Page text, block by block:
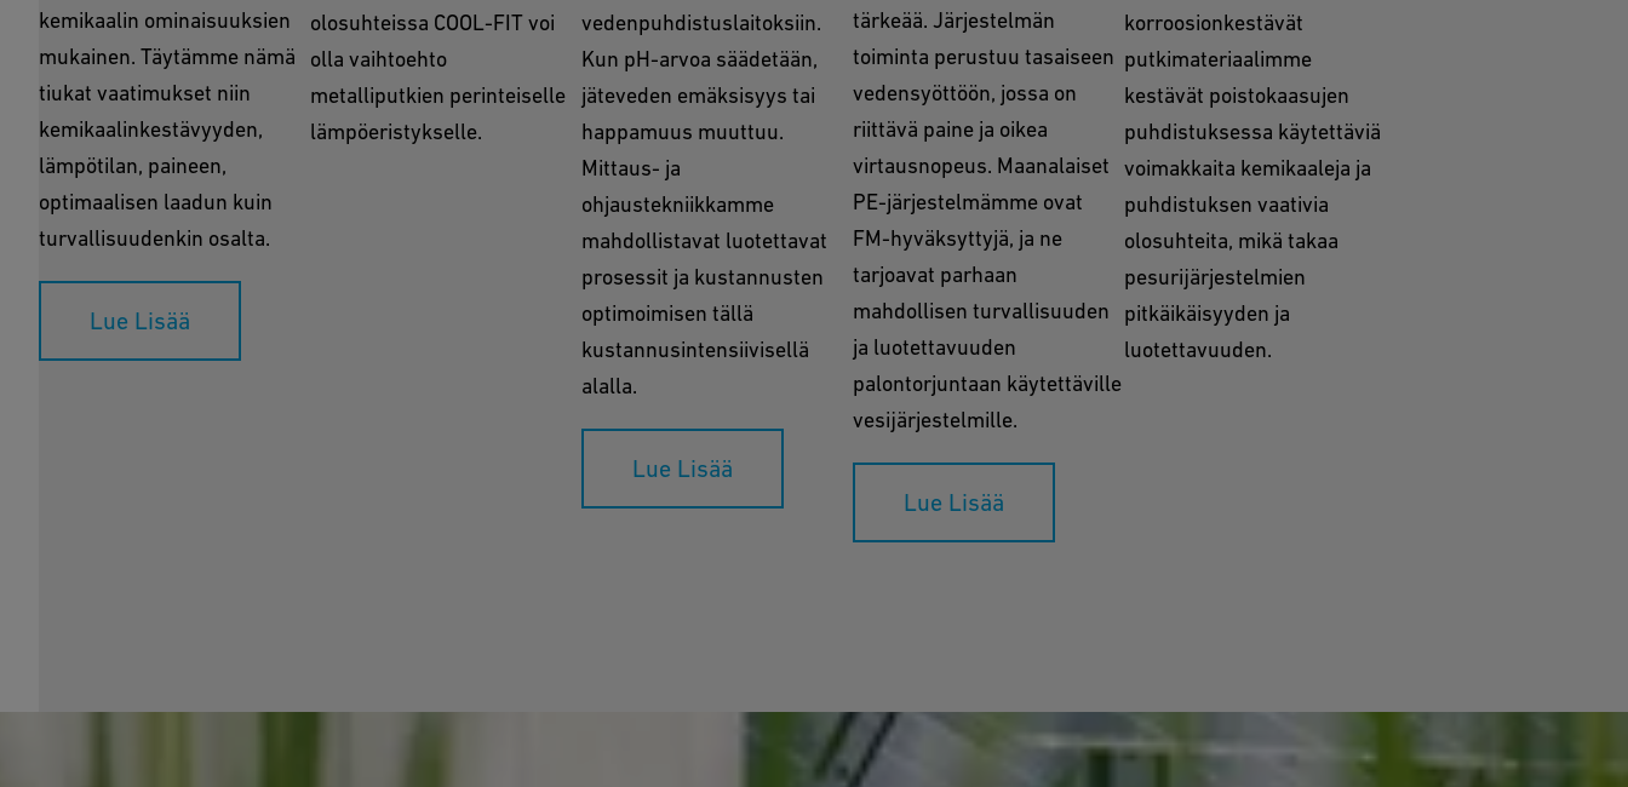
kemikaalin ominaisuuksien
mukainen. Täytämme nämä
tiukat vaatimukset niin
kemikaalinkestävyyden,
lämpötilan, paineen,
optimaalisen laadun kuin
turvallisuudenkin osalta.
Lue Lisää
olosuhteissa COOL-FIT voi
olla vaihtoehto
metalliputkien perinteiselle
lämpöeristykselle.
vedenpuhdistuslaitoksiin.
Kun pH-arvoa säädetään,
jäteveden emäksisyys tai
happamuus muuttuu.
Mittaus- ja
ohjaustekniikkamme
mahdollistavat luotettavat
prosessit ja kustannusten
optimoimisen tällä
kustannusintensiivisellä
alalla.
Lue Lisää
tärkeää. Järjestelmän
toiminta perustuu tasaiseen
vedensyöttöön, jossa on
riittävä paine ja oikea
virtausnopeus. Maanalaiset
PE-järjestelmämme ovat
FM-hyväksyttyjä, ja ne
tarjoavat parhaan
mahdollisen turvallisuuden
ja luotettavuuden
palontorjuntaan käytettäville
vesijärjestelmille.
Lue Lisää
korroosionkestävät
putkimateriaalimme
kestävät poistokaasujen
puhdistuksessa käytettäviä
voimakkaita kemikaaleja ja
puhdistuksen vaativia
olosuhteita, mikä takaa
pesurijärjestelmien
pitkäikäisyyden ja
luotettavuuden.